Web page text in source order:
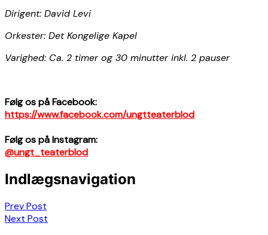
Dirigent: David Levi
Orkester: Det Kongelige Kapel
Varighed: Ca. 2 timer og 30 minutter inkl. 2 pauser
Følg os på Facebook:
https://www.facebook.com/ungtteaterblod
Følg os på Instagram:
@ungt_teaterblod
Indlægsnavigation
Prev Post
Next Post